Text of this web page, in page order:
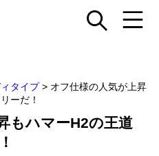
タイプ > オフ仕様の人気が上昇
ーだ！
もハマーH2の王道